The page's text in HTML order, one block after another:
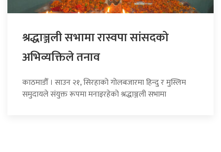
श्रद्धाञ्जली सभामा रास्वपा सांसदको
अभिव्यक्तिले तनाव
काठमाडौँ । साउन २१, सिरहाको गोलबजारमा हिन्दु र मुस्लिम
समुदायले संयुक्त रूपमा मनाइरहेको श्रद्धाञ्जली सभामा